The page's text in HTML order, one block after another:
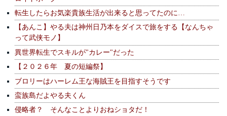
転生したらお気楽貴族生活が出来ると思ってたのに…
【あんこ】やる夫は神州日乃本をダイスで旅をする【なんちゃ
って武侠モノ】
異世界転生でスキルが"カレー"だった
【２０２６年 夏の短編祭】
ブロリーはハーレム王な海賊王を目指すそうです
蛮族島だよやる夫くん
侵略者？ そんなことよりおねショタだ！